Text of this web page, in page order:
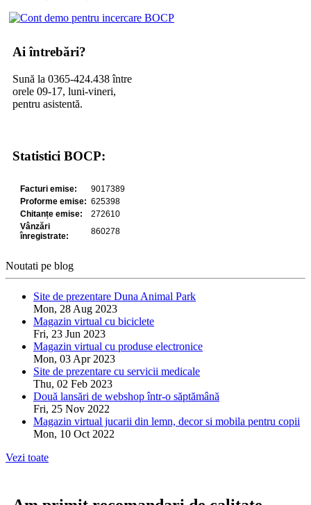
Ai întrebări?
Sună la 0365-424.438 între
orele 09-17, luni-vineri,
pentru asistentă.
Statistici BOCP:
Noutati pe blog
Site de prezentare Duna Animal Park
Mon, 28 Aug 2023
Magazin virtual cu biciclete
Fri, 23 Jun 2023
Magazin virtual cu produse electronice
Mon, 03 Apr 2023
Site de prezentare cu servicii medicale
Thu, 02 Feb 2023
Două lansări de webshop într-o săptămână
Fri, 25 Nov 2022
Magazin virtual jucarii din lemn, decor si mobila pentru copii
Mon, 10 Oct 2022
Vezi toate